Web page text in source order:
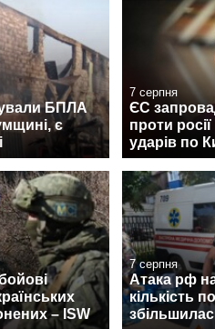
БПЛА
є
7 серпня
ЄС
проти
ударів по
– ISW
7 серпня
Атака рф
кількість